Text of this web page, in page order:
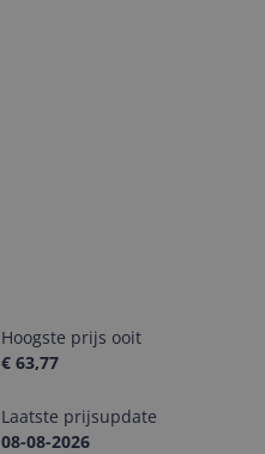
Hoogste prijs ooit
€ 63,77
Laatste prijsupdate
08-08-2026